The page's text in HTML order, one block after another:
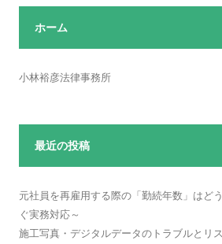
ン
ホーム
小林裕彦法律事務所
最近の投稿
元社員を再雇用する際の「勤続年数」はど
ぐ実務対応～
施工写真・デジタルデータのトラブルとリ